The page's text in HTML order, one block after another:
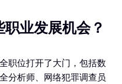
业发展机会？
职位打开了大门，包括数
分析师、网络犯罪调查员